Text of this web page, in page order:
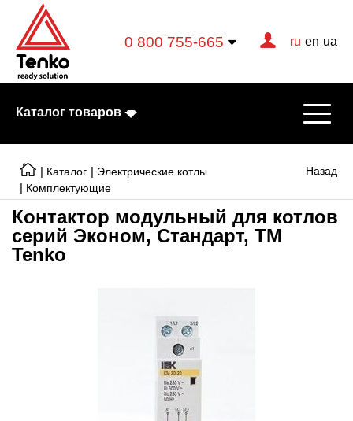
0 800 755-665 ru en ua
Каталог товаров
Электрические котлы
Электрические тэны
Тепловентиляторы
Готовые решения
Аккумуляторные батареи
Назад
| Каталог | Электрические котлы
| Комплектующие
Контактор модульный для котлов
серий Эконом, Стандарт, ТМ
Tenko